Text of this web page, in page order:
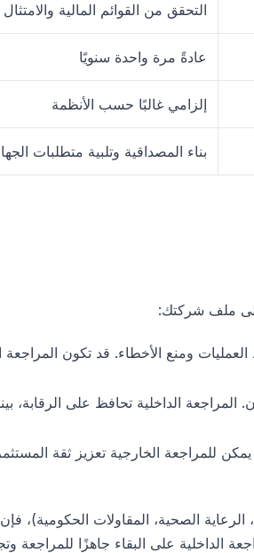
التحقق من القوائم المالية والامتثال
عادةً مرة واحدة سنويًا
إلزامي غالبًا حسب الأنظمة
بناء المصداقية وتلبية متطلبات
على ملف شركتك:
ومنع الأخطاء. قد تكون المراجعة
المراجعة الداخلية تحافظ على الرقابة،
يمكن للمراجعة الخارجية تعزيز ثقة
الصحية، المقاولات الحكومية)،
على البقاء جاهزًا للمراجعة